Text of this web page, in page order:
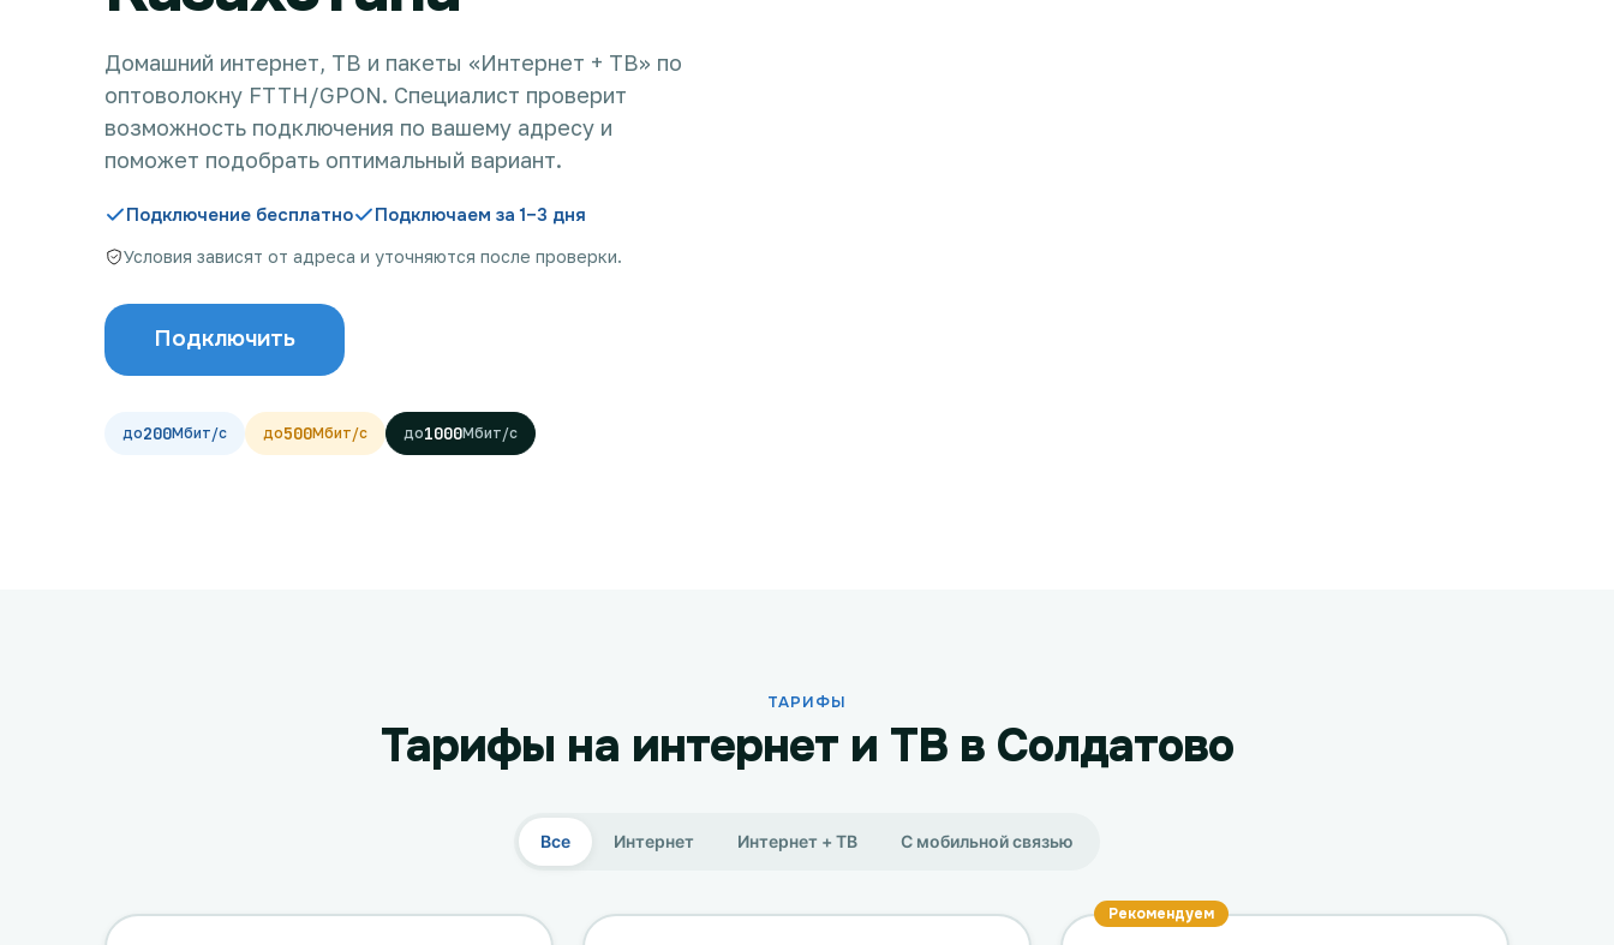
Домашний интернет, ТВ и пакеты «Интернет + ТВ» по
оптоволокну FTTH/GPON. Специалист проверит
возможность подключения по вашему адресу и
поможет подобрать оптимальный вариант.
Подключение бесплатно Подключаем за 1–3 дня
Условия зависят от адреса и уточняются после проверки.
Подключить
200 500 1000
ТАРИФЫ
Тарифы на интернет и ТВ в Солдатово
Все Интернет Интернет + ТВ С мобильной связью
Рекомендуем